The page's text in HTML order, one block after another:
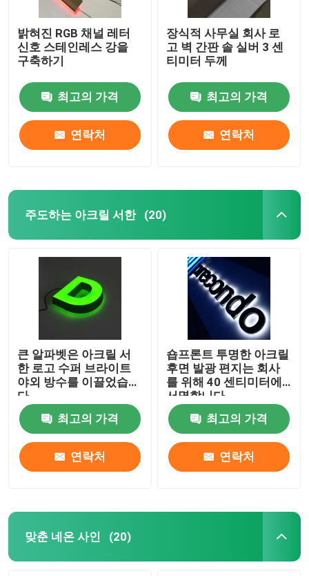
밝혀진 RGB 채널 레터
신호 스테인레스 강을
구축하기
최고의 가격
연락처
장식적 사무실 회사 로
고 벽 간판 솔 실버 3 센
티미터 두께
최고의 가격
연락처
주도하는 아크릴 서한 (20)
큰 알파벳은 아크릴 서
한 로고 수퍼 브라이트
야외 방수를 이끌었습니
다
최고의 가격
연락처
숍프론트 투명한 아크릴
후면 발광 편지는 회사
를 위해 40 센티미터에
서명합니다
최고의 가격
연락처
맞춘 네온 사인 (20)